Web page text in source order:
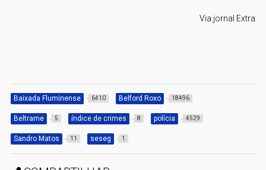
Via jornal Extra
Baixada Fluminense 6410 Belford Roxo 18496
Beltrame 5 índice de crimes 8 polícia 4529
Sandro Matos 11 seseg 1